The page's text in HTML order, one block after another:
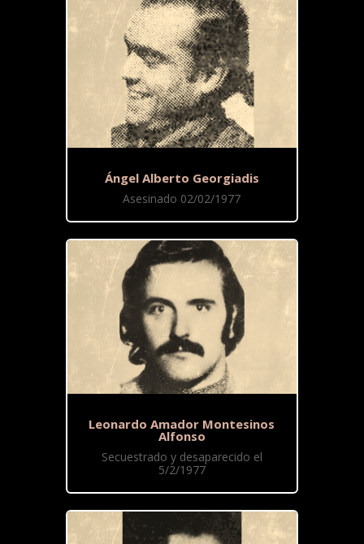
Ángel Alberto Georgiadis
Asesinado 02/02/1977
Leonardo Amador Montesinos
Alfonso
Secuestrado y desaparecido el
5/2/1977